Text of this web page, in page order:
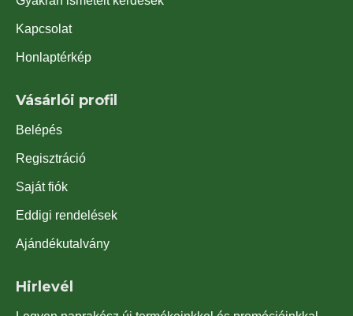
Kapcsolat
Honlaptérkép
Vásárlói profil
Belépés
Regisztráció
Saját fiók
Eddigi rendelések
Ajándékutalvány
Hirlevél